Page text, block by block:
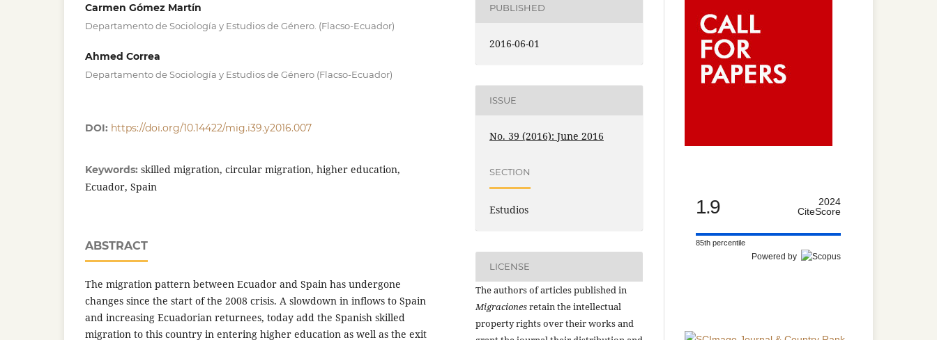
Carmen Gómez Martín
Departamento de Sociología y Estudios de Género. (Flacso-Ecuador)
Ahmed Correa
Departamento de Sociología y Estudios de Género (Flacso-Ecuador)
DOI: https://doi.org/10.14422/mig.i39.y2016.007
Keywords: skilled migration, circular migration, higher education,
Ecuador, Spain
ABSTRACT
The migration pattern between Ecuador and Spain has undergone
changes since the start of the 2008 crisis. A slowdown in inflows to Spain
and increasing Ecuadorian returnees, today add the Spanish skilled
migration to this country in entering higher education as well as the exit
PUBLISHED
2016-06-01
ISSUE
No. 39 (2016): June 2016
SECTION
Estudios
LICENSE
The authors of articles published in
Migracionesretain the intellectual
property rights over their works and
1.9
2024
CiteScore
85th percentile
Powered by